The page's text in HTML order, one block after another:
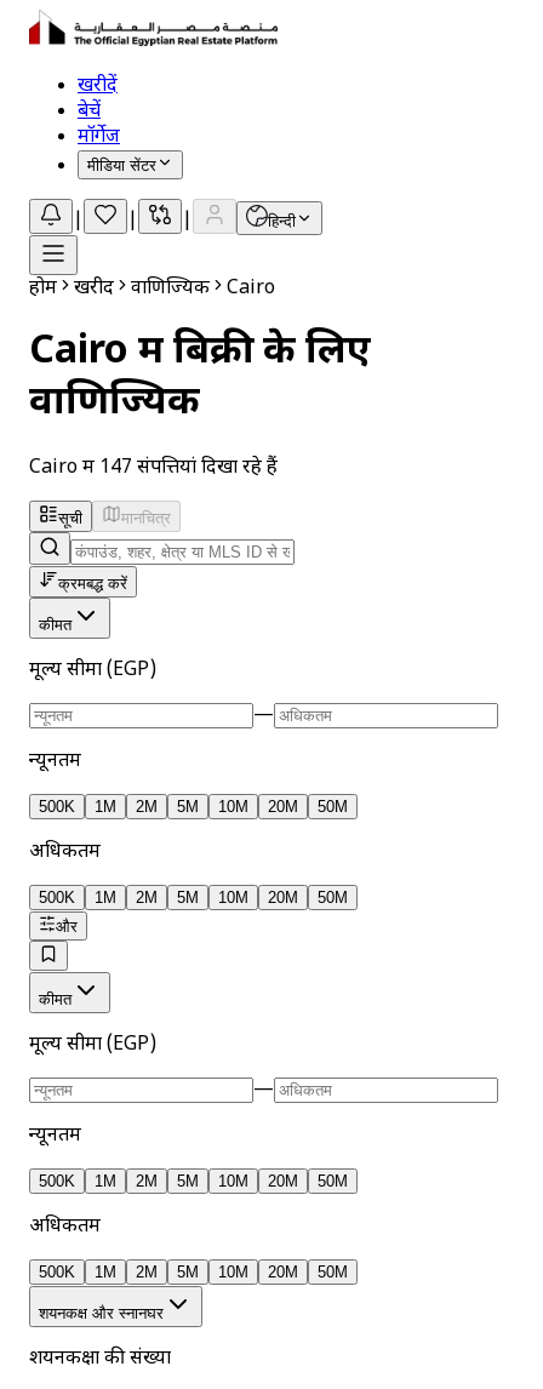
खरीदें
बेचें
मॉर्गेज
मीडिया सेंटर
हिन्दी
होम खरीदें वाणिज्यिक Cairo
Cairo में बिक्री के लिए
वाणिज्यिक
Cairo में 147 संपत्तियां दिखा रहे हैं
सूची मानचित्र
क्रमबद्ध करें
कीमत
मूल्य सीमा (EGP)
—
न्यूनतम
500K 1M 2M 5M 10M 20M 50M
अधिकतम
500K 1M 2M 5M 10M 20M
50M
और
कीमत
मूल्य सीमा (EGP)
—
न्यूनतम
500K 1M 2M 5M 10M 20M 50M
अधिकतम
500K 1M 2M 5M 10M 20M 50M
शयनकक्ष और स्नानघर
शयनकक्षों की संख्या